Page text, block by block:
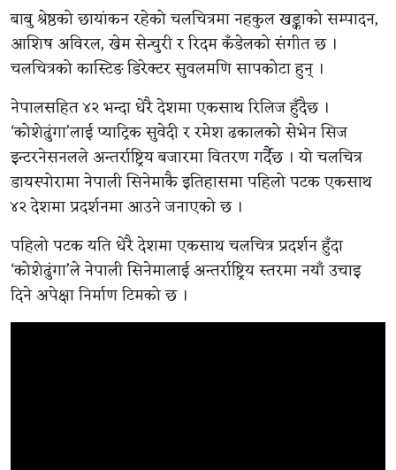
बाबु श्रेष्ठको छायांकन रहेको चलचित्रमा नहकुल खड्काको सम्पादन,
आशिष अविरल, खेम सेन्चुरी र रिदम कँडेलको संगीत छ ।
चलचित्रको कास्टिङ डिरेक्टर सुवलमणि सापकोटा हुन् ।
नेपालसहित ४२ भन्दा धेरै देशमा एकसाथ रिलिज हुँदैछ ।
‘कोशेढुंगा’लाई प्याट्रिक सुवेदी र रमेश ढकालको सेभेन सिज
इन्टरनेसनलले अन्तर्राष्ट्रिय बजारमा वितरण गर्दैछ । यो चलचित्र
डायस्पोरामा नेपाली सिनेमाकै इतिहासमा पहिलो पटक एकसाथ
४२ देशमा प्रदर्शनमा आउने जनाएको छ ।
पहिलो पटक यति धेरै देशमा एकसाथ चलचित्र प्रदर्शन हुँदा
‘कोशेढुंगा’ले नेपाली सिनेमालाई अन्तर्राष्ट्रिय स्तरमा नयाँ उचाइ
दिने अपेक्षा निर्माण टिमको छ ।